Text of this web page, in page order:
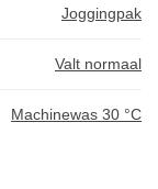
Joggingpak
Valt normaal
Machinewas 30 °C